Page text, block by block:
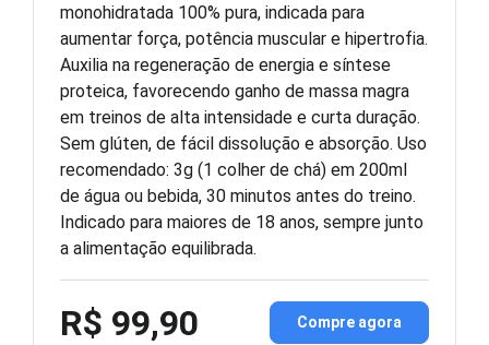
monohidratada 100% pura, indicada para
aumentar força, potência muscular e hipertrofia.
Auxilia na regeneração de energia e síntese
proteica, favorecendo ganho de massa magra
em treinos de alta intensidade e curta duração.
Sem glúten, de fácil dissolução e absorção. Uso
recomendado: 3g (1 colher de chá) em 200ml
de água ou bebida, 30 minutos antes do treino.
Indicado para maiores de 18 anos, sempre junto
a alimentação equilibrada.
R$ 99,90 Compre agora